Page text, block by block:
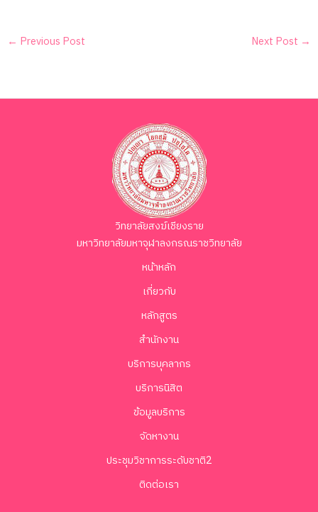
← Previous Post Next Post →
วิทยาลัยสงฆ์เชียงราย
มหาวิทยาลัยมหาจุฬาลงกรณราชวิทยาลัย
หน้าหลัก
เกี่ยวกับ
หลักสูตร
สำนักงาน
บริการบุคลากร
บริการนิสิต
ข้อมูลบริการ
จัดหางาน
ประชุมวิชาการระดับชาติ2
ติดต่อเรา